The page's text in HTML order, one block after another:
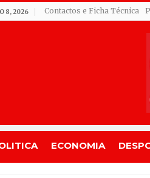
8, 2026 Contactos e Ficha Técnica
ECONOMIA